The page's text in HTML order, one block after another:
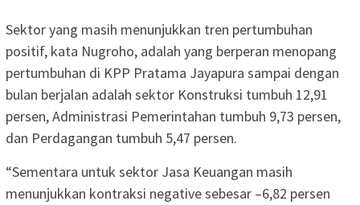
Sektor yang masih menunjukkan tren pertumbuhan
positif, kata Nugroho, adalah yang berperan menopang
pertumbuhan di KPP Pratama Jayapura sampai dengan
bulan berjalan adalah sektor Konstruksi tumbuh 12,91
persen, Administrasi Pemerintahan tumbuh 9,73 persen,
dan Perdagangan tumbuh 5,47 persen.
“Sementara untuk sektor Jasa Keuangan masih
menunjukkan kontraksi negative sebesar –6,82 persen